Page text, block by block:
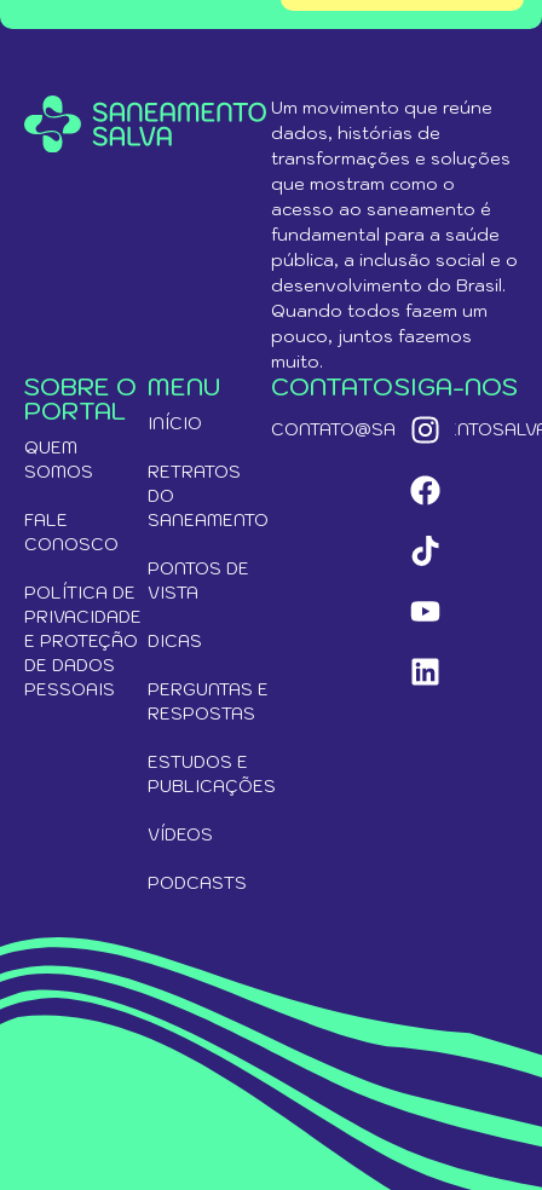
Um movimento que reúne
dados, histórias de
transformações e soluções
que mostram como o
acesso ao saneamento é
fundamental para a saúde
pública, a inclusão social e o
desenvolvimento do Brasil.
Quando todos fazem um
pouco, juntos fazemos
muito.
SOBRE O
PORTAL
QUEM
SOMOS
FALE
CONOSCO
POLÍTICA DE
PRIVACIDADE
E PROTEÇÃO
DE DADOS
PESSOAIS
MENU
INÍCIO
RETRATOS
DO
SANEAMENTO
PONTOS DE
VISTA
DICAS
PERGUNTAS E
RESPOSTAS
ESTUDOS E
PUBLICAÇÕES
VÍDEOS
PODCASTS
CONTATOSIGA-NOS